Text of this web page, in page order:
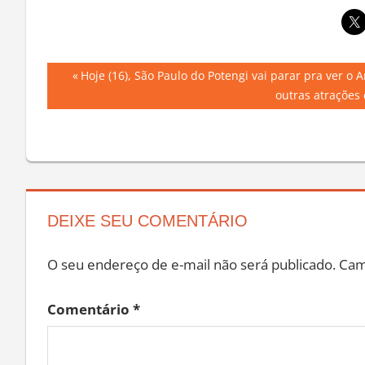
Navegação
de
Previous
Hoje (16), São Paulo do Potengi vai parar pra ver o
outras atrações
DEIXE SEU COMENTÁRIO
O seu endereço de e-mail não será publicado.
Comentário *